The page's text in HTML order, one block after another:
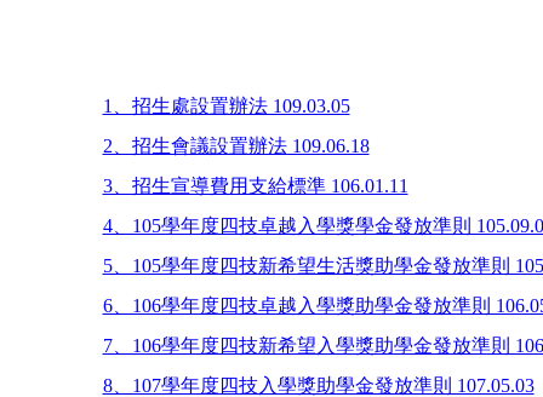
1、招生處設置辦法 109.03.05
2、招生會議設置辦法 109.06.18
3、招生宣導費用支給標準 106.01.11
4、105學年度四技卓越入學獎學金發放準則
5、105學年度四技新希望生活獎助學金發放準則
6、106學年度四技卓越入學獎助學金發放準則
7、106學年度四技新希望入學獎助學金發放準則
8、107學年度四技入學獎助學金發放準則 107.05.03